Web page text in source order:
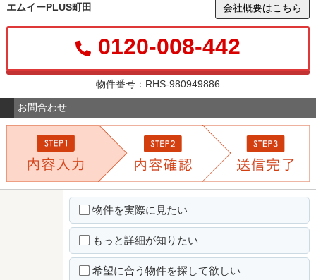
エムイーPLUS町田 会社概要はこちら
0120-008-442
物件番号：RHS-980949886
お問合わせ
物件を実際に見たい
もっと詳細が知りたい
希望に合う物件を探して欲しい